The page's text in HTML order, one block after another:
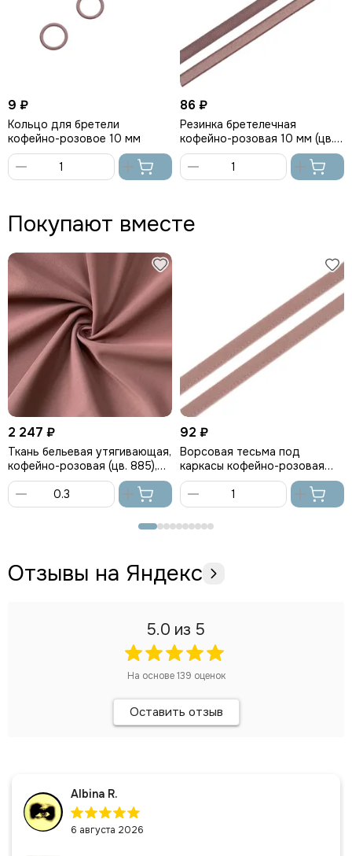
9 ₽
Кольцо для бретели
кофейно-розовое 10 мм
86 ₽
Резинка бретелечная
кофейно-розовая 10 мм (цв.
885), 740/10
Покупают вместе
2 247 ₽
Ткань бельевая утягивающая,
кофейно-розовая (цв. 885),
Lauma
корзину
92 ₽
Ворсовая тесьма под
каркасы кофейно-розовая
(цв. 885), Arta-F
Отзывы на Яндекс
5.0 из 5
На основе139 оценок
Оставить отзыв
Albina R.
6 августа 2026